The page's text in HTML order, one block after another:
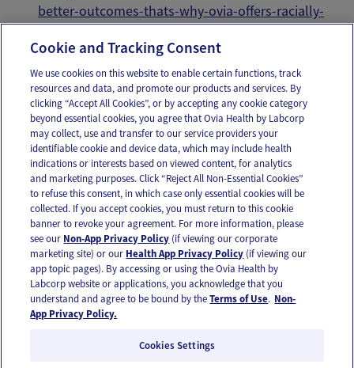
better-outcomes-thats-why-ovia-offers-racially-
Email Text
OUR APPS
FOLLOW US
Cookie and Tracking Consent
We use cookies on this website to enable certain functions, track
resources and data, and promote our products and services. By
clicking “Accept All Cookies”, or by accepting any cookie category
beyond essential cookies, you agree that Ovia Health by Labcorp
may collect, use and transfer to our service providers your
identifiable cookie and device data, which may include health
indications or interests based on viewed content, for analytics
and marketing purposes. Click “Reject All Non-Essential Cookies”
to refuse this consent, in which case only essential cookies will be
collected. If you accept cookies, you must return to this cookie
banner to revoke your agreement. For more information, please
see our Non-App Privacy Policy (if viewing our corporate
marketing site) or our Health App Privacy Policy (if viewing our
app topic pages). By accessing or using the Ovia Health by
Labcorp website or applications, you acknowledge that you
understand and agree to be bound by theTerms of Use. Non-
App Privacy Policy.
Cookies Settings